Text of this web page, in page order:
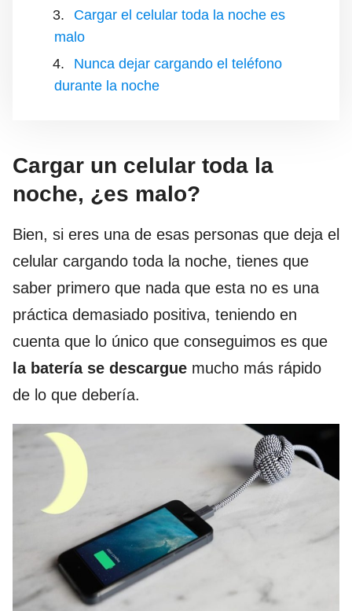
Cargar el celular toda la noche es
malo
Nunca dejar cargando el teléfono
durante la noche
Cargar un celular toda la
noche, ¿es malo?
Bien, si eres una de esas personas que deja el
celular cargando toda la noche, tienes que
saber primero que nada que esta no es una
práctica demasiado positiva, teniendo en
cuenta que lo único que conseguimos es que
la batería se descargue mucho más rápido
de lo que debería.